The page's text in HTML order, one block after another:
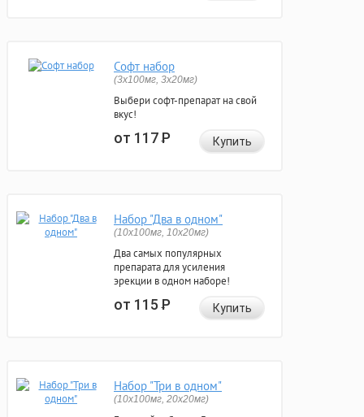
Софт набор
(3x100мг, 3x20мг)
Выбери софт-препарат на свой
вкус!
от 117Р Купить
Набор "Два в одном"
(10x100мг, 10x20мг)
Два самых популярных
препарата для усиления
эрекции в одном наборе!
от 115Р Купить
Набор "Три в одном"
(10x100мг, 20x20мг)